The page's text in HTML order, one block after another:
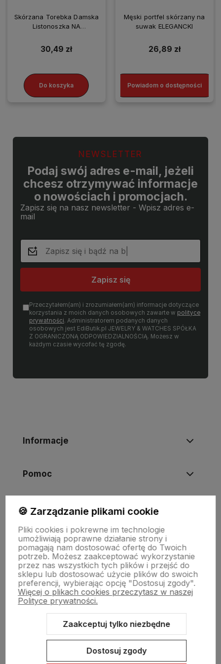
Skórzana Torebka Damska
Listonoszka NA
30,49 zł
Do koszyka
Męski portfel skórzany na
suwak ELEGANCKI
26,89 zł
Powiadom o dostępności
NEWSLETTER
Podaj swój adres e-mail, jeżeli
chcesz otrzymywać informacje
o nowościach i promocjach.
Zapisz się na nasz newsletter - Wpisz adres e-
mail
Zapisz się
Przeczytałem(am) i zrozumiałem(am) informacje dotyczące
korzystania z moich danych osobowych zawarte w polityce
prywatności. Administratorem podanych danych
osobowych jest EdiButik.pl JEWELRY & WATCHES SPÓŁKA
Z OGRANICZONĄ ODPOWIEDZIALNOŚCIĄ. Możesz w
każdym czasie wycofać tę zgodę.
Informacje
Pomoc
Moje konto
Swiat Edibutik
Sklep internetowy Shoper Premium
Szablon Shoper Modern 3.0™
🍪 Zarządzanie plikami cookie
Pliki cookies i pokrewne im technologie
umożliwiają poprawne działanie strony i
pomagają nam dostosować ofertę do Twoich
potrzeb. Możesz zaakceptować wykorzystanie
przez nas wszystkich tych plików i przejść do
sklepu lub dostosować użycie plików do swoich
preferencji, wybierając opcję "Dostosuj zgody".
Więcej o plikach cookies przeczytasz w naszej
Polityce prywatności.
Zaakceptuj tylko niezbędne
Dostosuj zgody